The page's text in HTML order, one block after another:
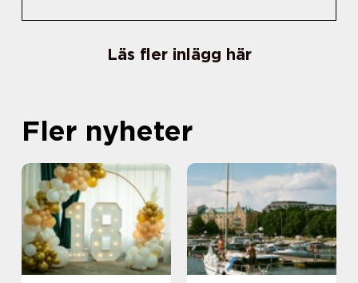
Läs fler inlägg här
Fler nyheter